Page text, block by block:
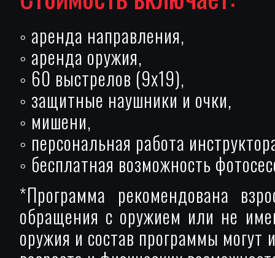
◦ аренда направления,
◦ аренда оружия,
◦ 60 выстрелов (9х19),
◦ защитные наушники и очки,
◦ мишени,
◦ персональная работа
◦ бесплатная возможность
*Программа рекомендована
обращения с оружием или не
оружия и состав программы могут